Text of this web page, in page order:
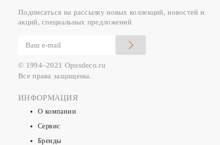
Подписаться на рассылку новых коллекций, новостей и
акций, специальных предложений
© 1994–2021 Opusdeco.ru
Все права защищены.
ИНФОРМАЦИЯ
О компании
Сервис
Бренды